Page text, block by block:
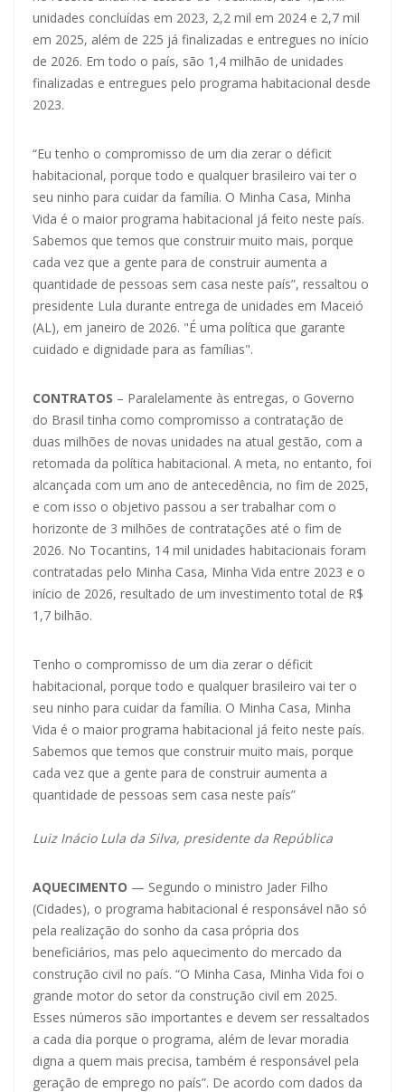
unidades concluídas em 2023, 2,2 mil em 2024 e 2,7 mil
em 2025, além de 225 já finalizadas e entregues no início
de 2026. Em todo o país, são 1,4 milhão de unidades
finalizadas e entregues pelo programa habitacional desde
2023.
“Eu tenho o compromisso de um dia zerar o déficit
habitacional, porque todo e qualquer brasileiro vai ter o
seu ninho para cuidar da família. O Minha Casa, Minha
Vida é o maior programa habitacional já feito neste país.
Sabemos que temos que construir muito mais, porque
cada vez que a gente para de construir aumenta a
quantidade de pessoas sem casa neste país”, ressaltou o
presidente Lula durante entrega de unidades em Maceió
(AL), em janeiro de 2026. "É uma política que garante
cuidado e dignidade para as famílias".
CONTRATOS – Paralelamente às entregas, o Governo
do Brasil tinha como compromisso a contratação de
duas milhões de novas unidades na atual gestão, com a
retomada da política habitacional. A meta, no entanto, foi
alcançada com um ano de antecedência, no fim de 2025,
e com isso o objetivo passou a ser trabalhar com o
horizonte de 3 milhões de contratações até o fim de
2026. No Tocantins, 14 mil unidades habitacionais foram
contratadas pelo Minha Casa, Minha Vida entre 2023 e o
início de 2026, resultado de um investimento total de R$
1,7 bilhão.
Tenho o compromisso de um dia zerar o déficit
habitacional, porque todo e qualquer brasileiro vai ter o
seu ninho para cuidar da família. O Minha Casa, Minha
Vida é o maior programa habitacional já feito neste país.
Sabemos que temos que construir muito mais, porque
cada vez que a gente para de construir aumenta a
quantidade de pessoas sem casa neste país”
Luiz Inácio Lula da Silva, presidente da República
AQUECIMENTO — Segundo o ministro Jader Filho
(Cidades), o programa habitacional é responsável não só
pela realização do sonho da casa própria dos
beneficiários, mas pelo aquecimento do mercado da
construção civil no país. “O Minha Casa, Minha Vida foi o
grande motor do setor da construção civil em 2025.
Esses números são importantes e devem ser ressaltados
a cada dia porque o programa, além de levar moradia
digna a quem mais precisa, também é responsável pela
geração de emprego no país”. De acordo com dados da